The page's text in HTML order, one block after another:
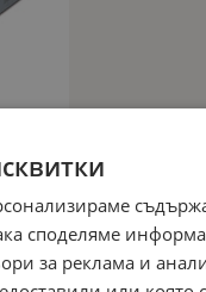
споделяме
за реклама и